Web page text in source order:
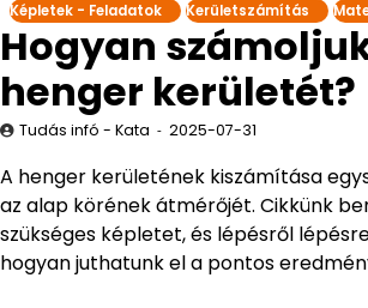
Képletek - Feladatok Kerületszámítás
Hogyan
henger kerületét?
Tudás infó - Kata 2025-07-31
A henger kerületének kiszámítása
az alap körének átmérőjét. Cikkünk
szükséges képletet, és lépésről
hogyan juthatunk el a pontos